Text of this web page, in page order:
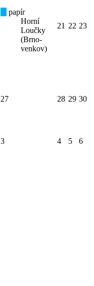
papír
Horní
Loučky
(Brno-
venkov)
21 22 23
27 28 29 30
3 4 5
6